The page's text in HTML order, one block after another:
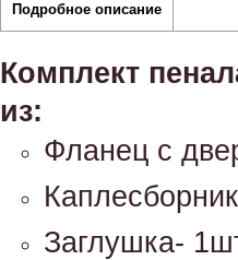
Подробное описание
Комплект
из:
Фланец с
Заглушка-